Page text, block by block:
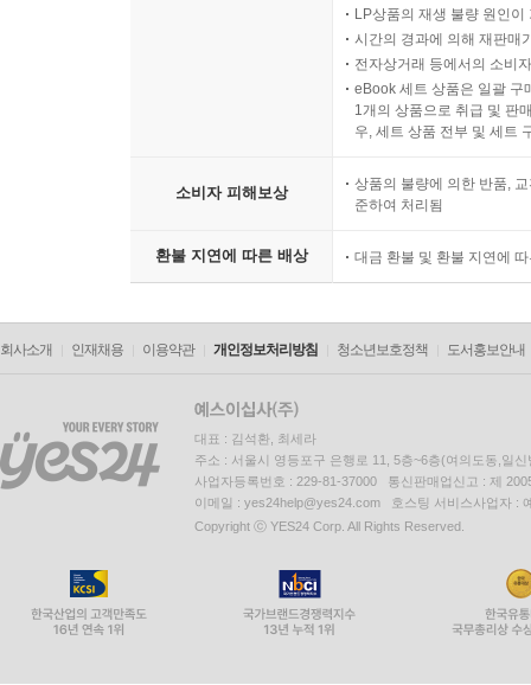
LP상품의 재생 불량 원인
시간의 경과에 의해 재판매
전자상거래 등에서의 소비
eBook 세트 상품은 일괄 구
1개의 상품으로 취급 및 판
우, 세트 상품 전부 및 세트
소비자 피해보상
상품의 불량에 의한 반품,
준하여 처리됨
환불 지연에 따른 배상 대금 환불 및 환불 지연에
회사소개 인재채용 이용약관 개인정보처리방침 청소년보호정책 도서홍보안내
대표 : 김석환, 최세라
주소 : 서울시 영등포구 은행로 11, 5층~6층(여의도동,일신
사업자등록번호 : 229-81-37000 통신판매업신고 : 제
이메일 : yes24help@yes24.com 호스팅 서비스사업자 :
Copyright ⓒ YES24 Corp. All Rights Reserved.